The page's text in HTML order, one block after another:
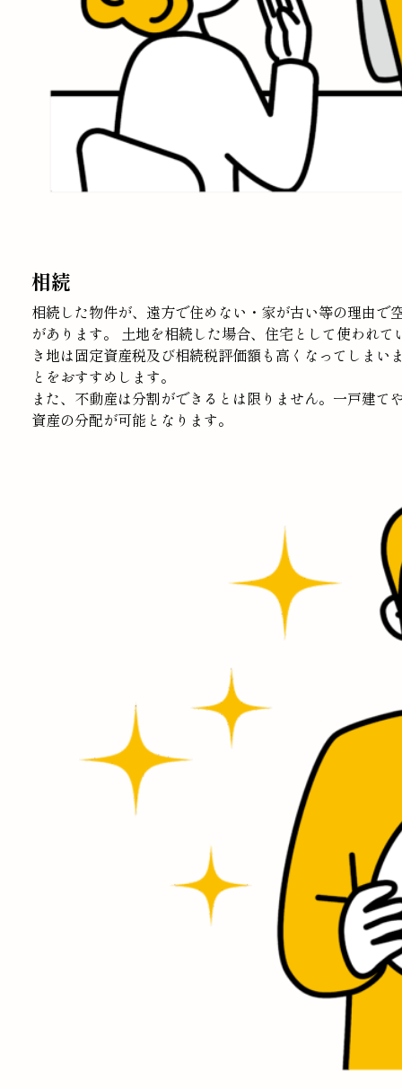
相続
相続した物件が、遠方で住めない・家が古い等の理由
があります。 土地を相続した場合、住宅として使われ
き地は固定資産税及び相続税評価額も高くなってしま
とをおすすめします。
また、不動産は分割ができるとは限りません。一戸建
資産の分配が可能となります。